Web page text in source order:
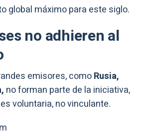
global máximo para este siglo.
no adhieren al
emisores, comoRusia,
no forman parte de la iniciativa,
voluntaria, no vinculante.